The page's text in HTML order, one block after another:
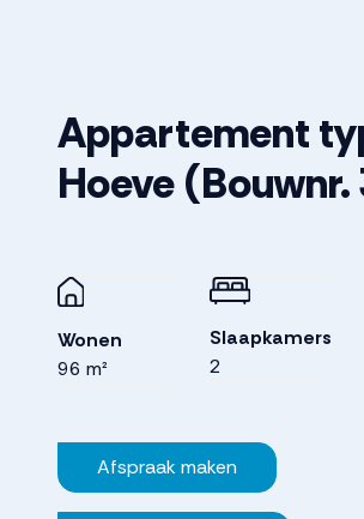
Appartement
Hoeve(Bouwnr.
Wonen
96 m²
Slaapkamers
2
Afspraak maken